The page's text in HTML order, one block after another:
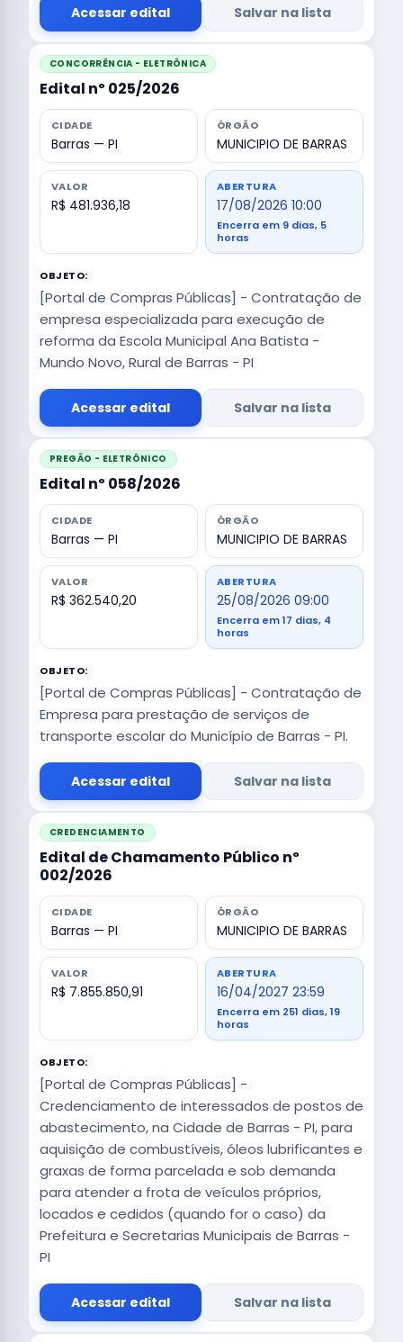
Acessar edital Salvar na lista
CONCORRÊNCIA - ELETRÔNICA
Edital nº 025/2026
CIDADE
Barras — PI
ÓRGÃO
MUNICIPIO DE BARRAS
VALOR
R$ 481.936,18
ABERTURA
17/08/2026 10:00
Encerra em 9 dias, 5
horas
OBJETO:
[Portal de Compras Públicas] - Contratação de
empresa especializada para execução de
reforma da Escola Municipal Ana Batista -
Mundo Novo, Rural de Barras - PI
Acessar edital Salvar na lista
PREGÃO - ELETRÔNICO
Edital nº 058/2026
CIDADE
Barras — PI
ÓRGÃO
MUNICIPIO DE BARRAS
VALOR
R$ 362.540,20
ABERTURA
25/08/2026 09:00
Encerra em 17 dias, 4
horas
OBJETO:
[Portal de Compras Públicas] - Contratação de
Empresa para prestação de serviços de
transporte escolar do Município de Barras - PI.
Acessar edital Salvar na lista
CREDENCIAMENTO
Edital de Chamamento Público nº
002/2026
CIDADE
Barras — PI
ÓRGÃO
MUNICIPIO DE BARRAS
VALOR
R$ 7.855.850,91
ABERTURA
16/04/2027 23:59
Encerra em 251 dias, 19
horas
OBJETO:
[Portal de Compras Públicas] -
Credenciamento de interessados de postos de
abastecimento, na Cidade de Barras - PI, para
aquisição de combustíveis, óleos lubrificantes e
graxas de forma parcelada e sob demanda
para atender a frota de veículos próprios,
locados e cedidos (quando for o caso) da
Prefeitura e Secretarias Municipais de Barras -
PI
Acessar edital Salvar na lista